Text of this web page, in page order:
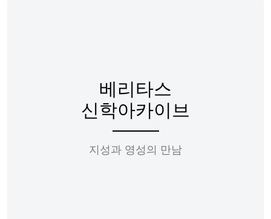
베리타스
신학아카이브
지성과 영성의 만남